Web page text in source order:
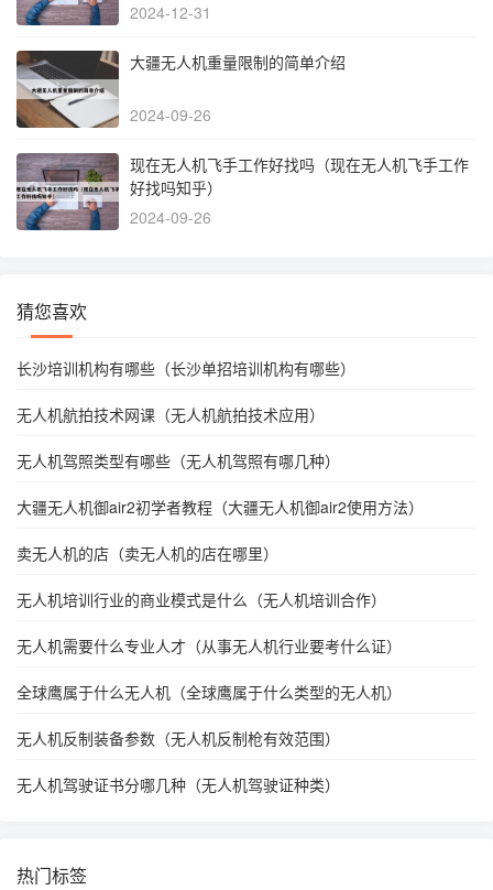
2024-12-31
大疆无人机重量限制的简单介绍
2024-09-26
现在无人机飞手工作好找吗（现在无人机飞手工作
好找吗知乎）
2024-09-26
猜您喜欢
长沙培训机构有哪些（长沙单招培训机构有哪些）
无人机航拍技术网课（无人机航拍技术应用）
无人机驾照类型有哪些（无人机驾照有哪几种）
大疆无人机御air2初学者教程（大疆无人机御air2使用方法）
卖无人机的店（卖无人机的店在哪里）
无人机培训行业的商业模式是什么（无人机培训合作）
无人机需要什么专业人才（从事无人机行业要考什么证）
全球鹰属于什么无人机（全球鹰属于什么类型的无人机）
无人机反制装备参数（无人机反制枪有效范围）
无人机驾驶证书分哪几种（无人机驾驶证种类）
热门标签